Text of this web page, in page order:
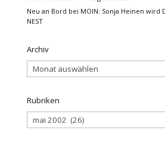
Neu an Bord bei MOIN: Sonja Heinen wird
NEST
Archiv
Archiv
Rubriken
Rubriken